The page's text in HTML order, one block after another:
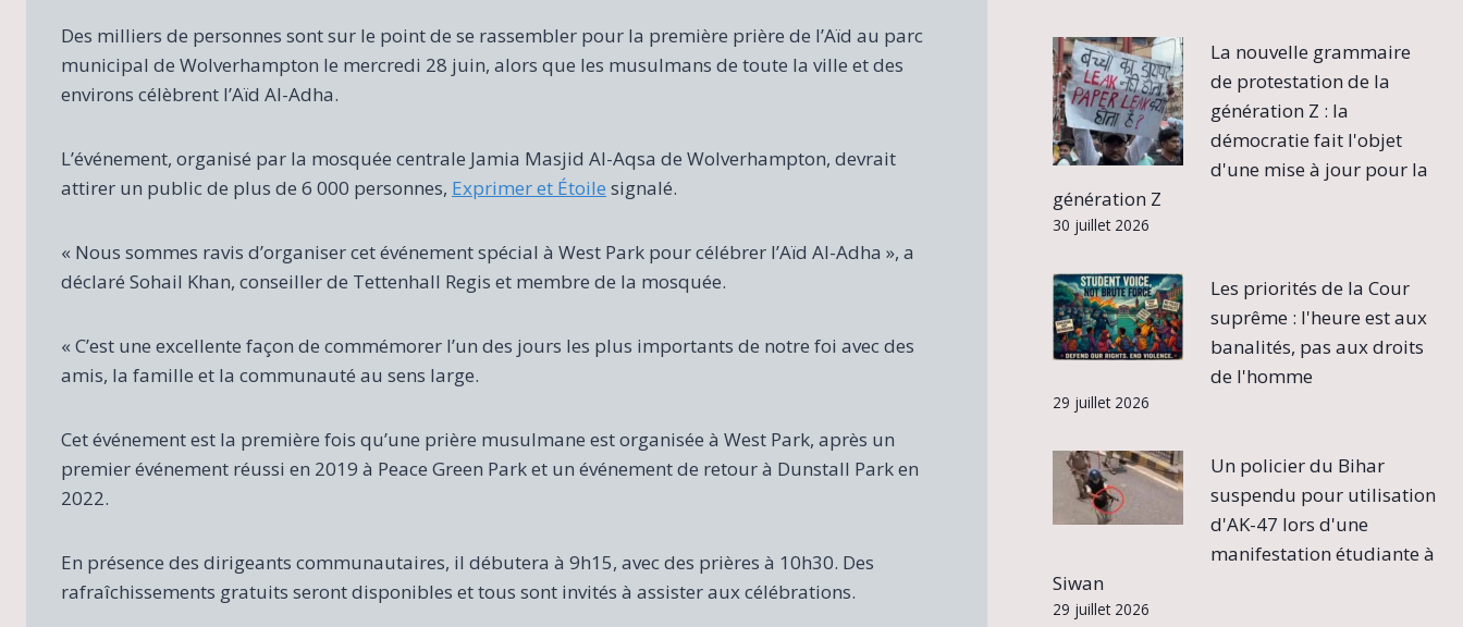
Des milliers de personnes sont sur le point de se rassembler pour la première prière de l’Aïd au parc
municipal de Wolverhampton le mercredi 28 juin, alors que les musulmans de toute la ville et des
environs célèbrent l’Aïd Al-Adha.
L’événement, organisé par la mosquée centrale Jamia Masjid Al-Aqsa de Wolverhampton, devrait
attirer un public de plus de 6 000 personnes, Exprimer et Étoile signalé.
« Nous sommes ravis d’organiser cet événement spécial à West Park pour célébrer l’Aïd Al-Adha », a
déclaré Sohail Khan, conseiller de Tettenhall Regis et membre de la mosquée.
« C’est une excellente façon de commémorer l’un des jours les plus importants de notre foi avec des
amis, la famille et la communauté au sens large.
Cet événement est la première fois qu’une prière musulmane est organisée à West Park, après un
premier événement réussi en 2019 à Peace Green Park et un événement de retour à Dunstall Park en
2022.
En présence des dirigeants communautaires, il débutera à 9h15, avec des prières à 10h30. Des
rafraîchissements gratuits seront disponibles et tous sont invités à assister aux célébrations.
La nouvelle grammaire
de protestation de la
génération Z : la
démocratie fait l'objet
d'une mise à jour pour la
génération Z
30 juillet 2026
Les priorités de la Cour
suprême : l'heure est aux
banalités, pas aux droits
de l'homme
29 juillet 2026
Un policier du Bihar
suspendu pour utilisation
d'AK-47 lors d'une
manifestation étudiante à
Siwan
29 juillet 2026